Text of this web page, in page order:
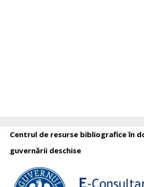
Centrul de resurse bibliografice în
guvernării deschise